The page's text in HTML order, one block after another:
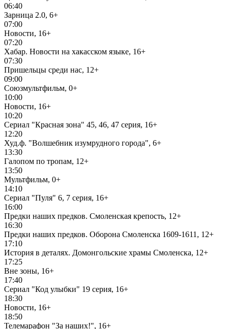
06:40
Зарница 2.0, 6+
07:00
Новости, 16+
07:20
Хабар. Новости на хакасском языке, 16+
07:30
Пришельцы среди нас, 12+
09:00
Союзмультфильм, 0+
10:00
Новости, 16+
10:20
Сериал "Красная зона" 45, 46, 47 серия, 16+
12:20
Худ.ф. "Волшебник изумрудного города", 6+
13:30
Галопом по тропам, 12+
13:50
Мультфильм, 0+
14:10
Сериал "Пуля" 6, 7 серия, 16+
16:00
Предки наших предков. Смоленская крепость, 12+
16:30
Предки наших предков. Оборона Смоленска 1609-1611, 12+
17:10
История в деталях. Домонгольские храмы Смоленска, 12+
17:25
Вне зоны, 16+
17:40
Сериал "Код улыбки" 19 серия, 16+
18:30
Новости, 16+
18:50
Телемарафон "За наших!", 16+